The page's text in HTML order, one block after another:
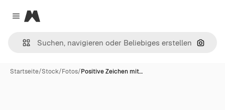
Close menu
Magnific
Nach
Startseite/Stock/Fotos/Positive Zeichen mit…